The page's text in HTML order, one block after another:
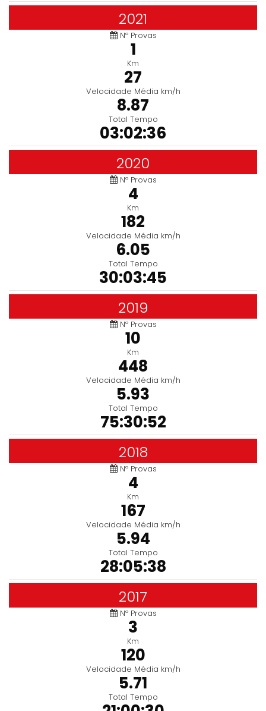
2021
Nº Provas
1
Km
27
Velocidade Média km/h
8.87
Total Tempo
03:02:36
2020
Nº Provas
4
Km
182
Velocidade Média km/h
6.05
Total Tempo
30:03:45
2019
Nº Provas
10
Km
448
Velocidade Média km/h
5.93
Total Tempo
75:30:52
2018
Nº Provas
4
Km
167
Velocidade Média km/h
5.94
Total Tempo
28:05:38
2017
Nº Provas
3
Km
120
Velocidade Média km/h
5.71
Total Tempo